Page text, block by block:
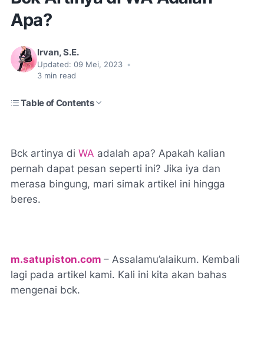
Apa?
Irvan, S.E.
Updated: 09 Mei, 2023 •
3 min read
Table of Contents
Bck artinya di WA adalah apa? Apakah kalian
pernah dapat pesan seperti ini? Jika iya dan
merasa bingung, mari simak artikel ini hingga
beres.
m.satupiston.com – Assalamu’alaikum. Kembali
lagi pada artikel kami. Kali ini kita akan bahas
mengenai bck.